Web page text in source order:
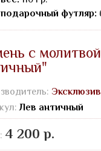
подарочный футляр:
с
Эксклюзив
Лев античный
4 200 р.